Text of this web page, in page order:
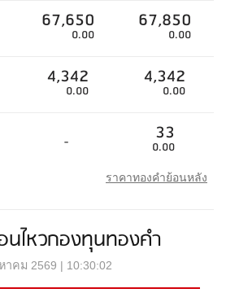
67,650
0.00
67,850
0.00
4,342
0.00
4,342
0.00
- 33
0.00
ราคาทองคำย้อนหลัง
นไหวกองทุนทองคำ
าคม 2569 | 10:30:02